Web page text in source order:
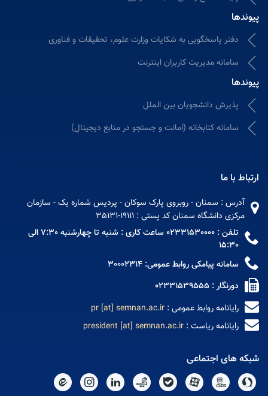
پیوندها
دفتر پاسخگویی به شکایات وزارت علوم، تحقیقات و فناوری
سامانه مدیریت کاربران اینترنت
پیوندها
پذیرش دانشجویان بین الملل
سامانه كتابخانه (امانت و جستجو در منابع دیجیتال)
ارتباط با ما
آدرس : سمنان - روبروی پارک سوکان - پردیس شماره یک - سازمان
مرکزی دانشگاه سمنان کد پستی : 19111-35131
تلفن : 02331530000 ساعت کاری : شنبه تا چهارشنبه 7:30 الی
15:30
سامانه پیامکی روابط عمومی: 30002314
دورنگار : 02331539555
رایانامه روابط عمومی : pr [at] semnan.ac.ir
رایانامه ریاست : president [at] semnan.ac.ir
شبکه های اجتماعی